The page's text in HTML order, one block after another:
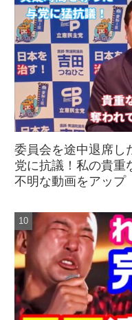
委員会を途中退席し
党に抗議！私の貴重
不明な動画をアップ